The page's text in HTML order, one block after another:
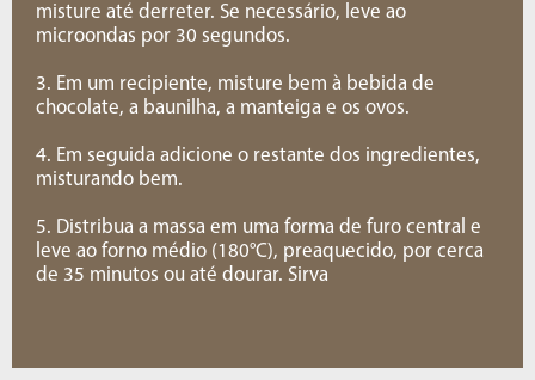
misture até derreter. Se necessário, leve ao
microondas por 30 segundos.
3. Em um recipiente, misture bem à bebida de
chocolate, a baunilha, a manteiga e os ovos.
4. Em seguida adicione o restante dos ingredientes,
misturando bem.
5. Distribua a massa em uma forma de furo central e
leve ao forno médio (180°C), preaquecido, por cerca
de 35 minutos ou até dourar. Sirva